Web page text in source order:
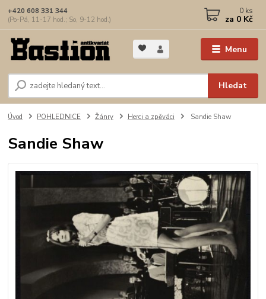
Menu
Hledat
+420 608 331 344
(Po-Pá, 11-17 hod.; So, 9-12 hod.)
0 ks
za 0 Kč
Úvod POHLEDNICE Žánry Herci a zpěváci Sandie Shaw
Sandie Shaw